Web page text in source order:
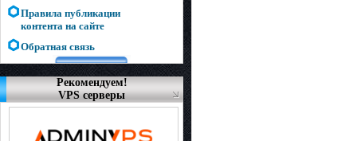
Правила публикации
контента на сайте
Обратная связь
Рекомендуем!
VPS серверы